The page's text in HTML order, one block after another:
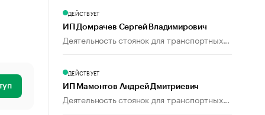
ДЕЙСТВУЕТ
ИП Домрачев Сергей Владимирович
Деятельность стоянок для транспортных...
ДЕЙСТВУЕТ
ИП Мамонтов Андрей Дмитриевич
Деятельность стоянок для транспортных...